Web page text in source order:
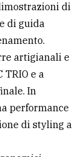
di
di guida
artigianali e
TRIO e a
In
performance
di styling a